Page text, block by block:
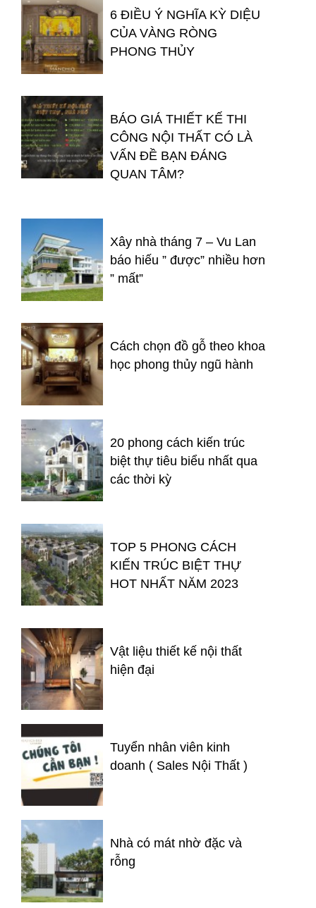
6 ĐIỀU Ý NGHĨA KỲ DIỆU
CỦA VÀNG RÒNG
PHONG THỦY
BÁO GIÁ THIẾT KẾ THI
CÔNG NỘI THẤT CÓ LÀ
VẤN ĐỀ BẠN ĐÁNG
QUAN TÂM?
Xây nhà tháng 7 – Vu Lan
báo hiếu ” được” nhiều hơn
” mất”
Cách chọn đồ gỗ theo khoa
học phong thủy ngũ hành
20 phong cách kiến trúc
biệt thự tiêu biểu nhất qua
các thời kỳ
TOP 5 PHONG CÁCH
KIẾN TRÚC BIỆT THỰ
HOT NHẤT NĂM 2023
Vật liệu thiết kế nội thất
hiện đại
Tuyển nhân viên kinh
doanh ( Sales Nội Thất )
Nhà có mát nhờ đặc và
rỗng